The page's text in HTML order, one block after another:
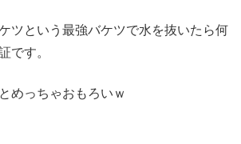
ツという最強バケツで水を抜いたら何
です。
めっちゃおもろいｗ